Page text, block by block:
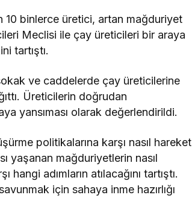
10 binlerce üretici, artan mağduriyet
Meclisi ile çay üreticileri bir araya
tartıştı.
sokak ve caddelerde çay üreticilerine
Üreticilerin doğrudan
yansıması olarak değerlendirildi.
politikalarına karşı nasıl hareket
yaşanan mağduriyetlerin nasıl
adımların atılacağını tartıştı.
için sahaya inme hazırlığı